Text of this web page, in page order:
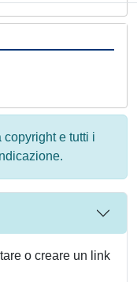
copyright e tutti i
o creare un link